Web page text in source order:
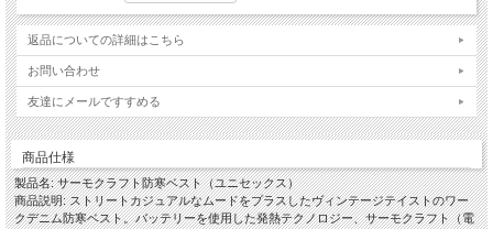
返品についての詳細はこちら
お問い合わせ
友達にメールですすめる
商品仕様
製品名: サーモクラフト防寒ベスト（ユニセックス）
商品説明: ストリートカジュアルなムードをプラスしたヴィンテージテイストのワー
クデニム防寒ベスト。バッテリーを使用した発熱テクノロジー、サーモクラフト（電